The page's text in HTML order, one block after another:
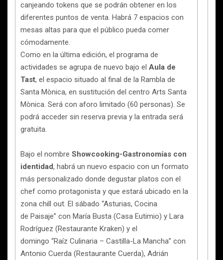
canjeando tokens que se podrán obtener en los
diferentes puntos de venta. Habrá 7 espacios con
mesas altas para que el público pueda comer
cómodamente.
Como en la última edición, el programa de
actividades se agrupa de nuevo bajo el Aula de
Tast, el espacio situado al final de la Rambla de
Santa Mònica, en sustitución del centro Arts Santa
Mònica. Será con aforo limitado (60 personas). Se
podrá acceder sin reserva previa y la entrada será
gratuita.
Bajo el nombre Showcooking-Gastronomías con
identidad, habrá un nuevo espacio con un formato
más personalizado donde degustar platos con el
chef como protagonista y que estará ubicado en la
zona chill out. El sábado “Asturias, Cocina
de Paisaje” con María Busta (Casa Eutimio) y Lara
Rodríguez (Restaurante Kraken) y el
domingo “Raíz Culinaria – Castilla-La Mancha” con
Antonio Cuerda (Restaurante Cuerda), Adrián